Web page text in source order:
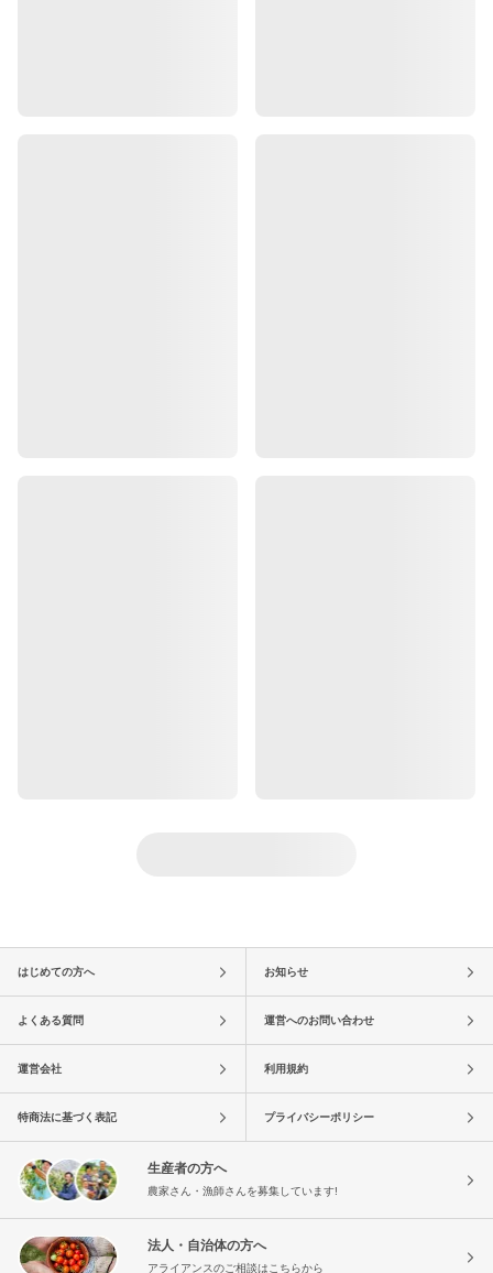
はじめての方へ お知らせ
よくある質問 運営へのお問い合わせ
運営会社 利用規約
特商法に基づく表記 プライバシーポリシー
生産者の方へ
農家さん・漁師さんを募集しています!
法人・自治体の方へ
アライアンスのご相談はこちらから